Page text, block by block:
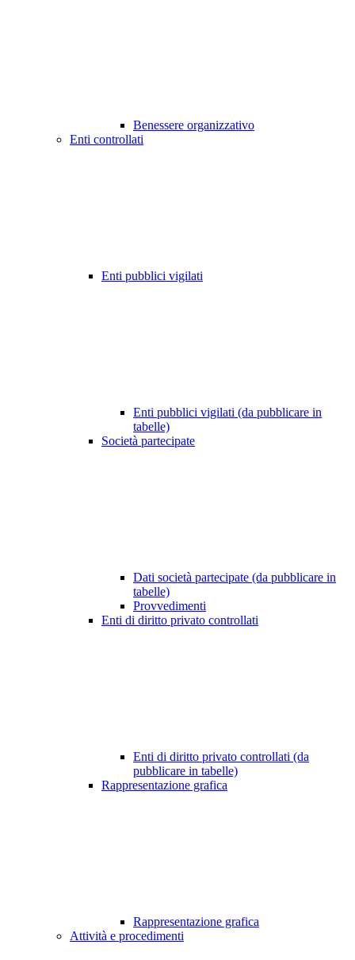
Benessere organizzativo
Enti controllati
Enti pubblici vigilati
Enti pubblici vigilati (da pubblicare in
tabelle)
Società partecipate
Dati società partecipate (da pubblicare in
tabelle)
Provvedimenti
Enti di diritto privato controllati
Enti di diritto privato controllati (da
pubblicare in tabelle)
Rappresentazione grafica
Rappresentazione grafica
Attività e procedimenti